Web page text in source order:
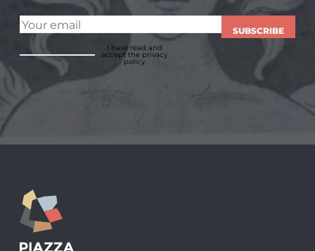
SUBSCRIBE
I have read and
acceptthe privacy
policy